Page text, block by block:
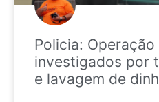
Policia:
investigados por
e lavagem de